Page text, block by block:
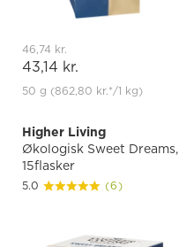
46,74 kr.
43,14 kr.
50 g (862,80 kr.*/1 kg)
Higher Living
Økologisk Sweet Dreams,
15flasker
5.0 (6)